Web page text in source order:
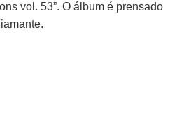
vol. 53”. O álbum é prensado